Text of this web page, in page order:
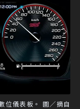
位儀表板。 圖／摘自